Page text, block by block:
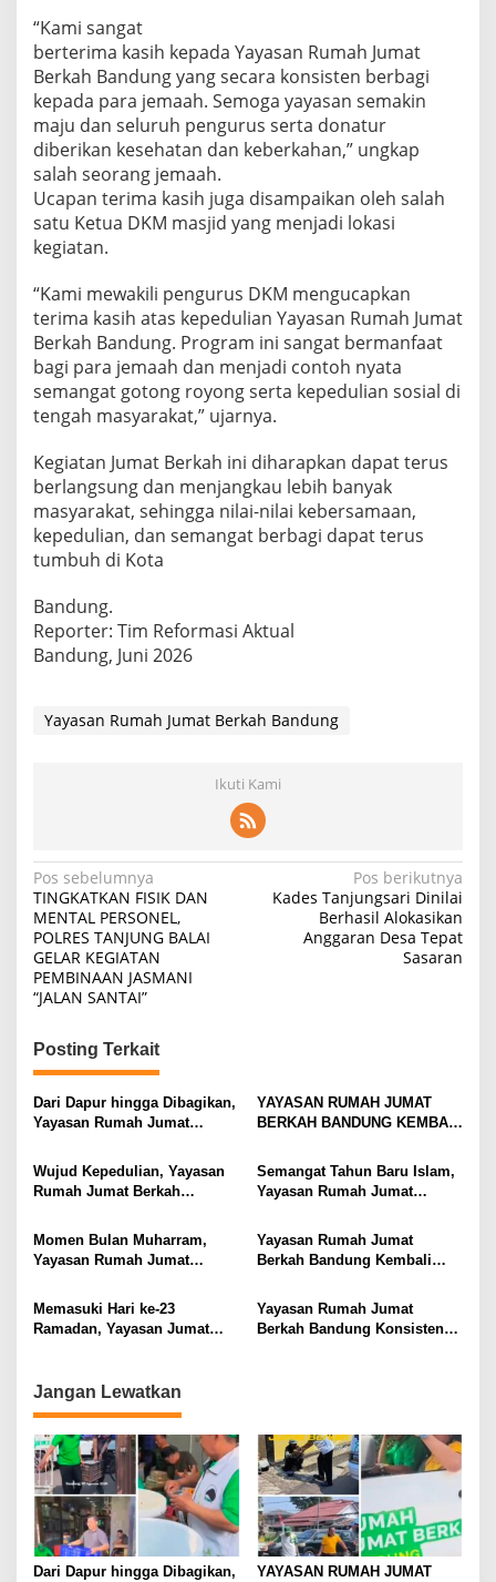
“Kami sangat
berterima kasih kepada Yayasan Rumah Jumat
Berkah Bandung yang secara konsisten berbagi
kepada para jemaah. Semoga yayasan semakin
maju dan seluruh pengurus serta donatur
diberikan kesehatan dan keberkahan,” ungkap
salah seorang jemaah.
Ucapan terima kasih juga disampaikan oleh salah
satu Ketua DKM masjid yang menjadi lokasi
kegiatan.
“Kami mewakili pengurus DKM mengucapkan
terima kasih atas kepedulian Yayasan Rumah Jumat
Berkah Bandung. Program ini sangat bermanfaat
bagi para jemaah dan menjadi contoh nyata
semangat gotong royong serta kepedulian sosial di
tengah masyarakat,” ujarnya.
Kegiatan Jumat Berkah ini diharapkan dapat terus
berlangsung dan menjangkau lebih banyak
masyarakat, sehingga nilai-nilai kebersamaan,
kepedulian, dan semangat berbagi dapat terus
tumbuh di Kota
Bandung.
Reporter: Tim Reformasi Aktual
Bandung, Juni 2026
Yayasan Rumah Jumat Berkah Bandung
Ikuti Kami
Navigasi
pos
Pos sebelumnya
TINGKATKAN FISIK DAN
MENTAL PERSONEL,
POLRES TANJUNG BALAI
GELAR KEGIATAN
PEMBINAAN JASMANI
“JALAN SANTAI”
Pos berikutnya
Kades Tanjungsari Dinilai
Berhasil Alokasikan
Anggaran Desa Tepat
Sasaran
Posting Terkait
Dari Dapur hingga Dibagikan,
Yayasan Rumah Jumat
Semangat Berbagi
YAYASAN RUMAH JUMAT
BERKAH BANDUNG KEMBALI
BAGIKAN MAKANAN KE
MASJID DAN MASYARAKAT
DI JALANAN
Wujud Kepedulian, Yayasan
Rumah Jumat Berkah
Berbagai Masjid
Semangat Tahun Baru Islam,
Yayasan Rumah Jumat
Bagikan Makanan kepada
Jemaah Masjid
Momen Bulan Muharram,
Yayasan Rumah Jumat
Bagikan Makanan kepada
Jemaah Masjid
Yayasan Rumah Jumat
Berkah Bandung Kembali
Makanan ke Sejumlah Masjid
di Kota Bandung
Memasuki Hari ke-23
Ramadan, Yayasan Jumat
Yayasan Rumah Jumat
Berkah Bandung Konsisten
Jangan Lewatkan
Dari Dapur hingga Dibagikan,
YAYASAN RUMAH JUMAT